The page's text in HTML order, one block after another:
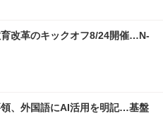
改革のキックオフ8/24開催…N-
、外国語にAI活用を明記…基盤